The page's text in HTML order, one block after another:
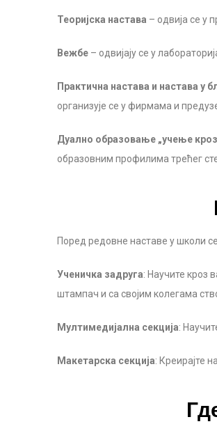
Теоријска настава – одвија се у
Вежбе – одвијају се у
Практична настава и настава у
организује се у фирмама и
Дуално образовање „учење
образовним профилима трећег
Поред редовне наставе у школи
Ученичка задруга: Научите кроз
штампач и са својим колегама
Мултимедијална секција:
Макетарска секција: Креирајте